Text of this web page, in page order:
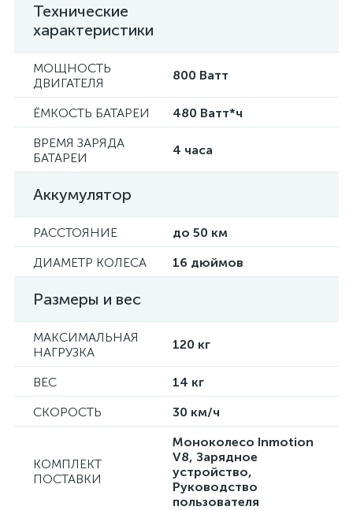
Технические
характеристики
МОЩНОСТЬ
ДВИГАТЕЛЯ
800 Ватт
ЁМКОСТЬ БАТАРЕИ
480 Ватт*ч
ВРЕМЯ ЗАРЯДА
БАТАРЕИ
4 часа
Аккумулятор
РАССТОЯНИЕ
до 50 км
ДИАМЕТР КОЛЕСА
16 дюймов
Размеры и вес
МАКСИМАЛЬНАЯ
НАГРУЗКА
120 кг
ВЕС
14 кг
СКОРОСТЬ
30 км/ч
КОМПЛЕКТ
ПОСТАВКИ
Моноколесо Inmotion
V8, Зарядное
устройство,
Руководство
пользователя